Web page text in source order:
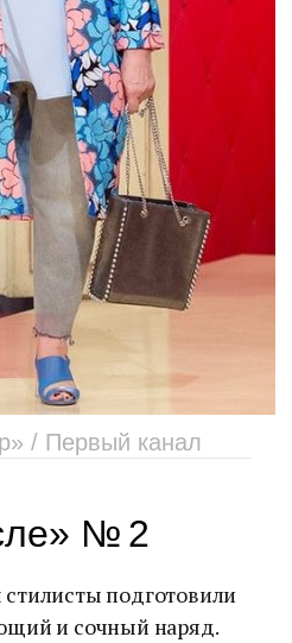
/ Первый канал
№ 2
подготовили
и сочный наряд.